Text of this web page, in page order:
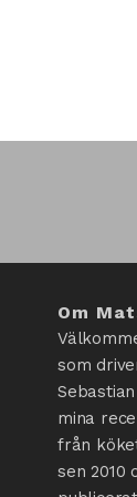
Om
som
mina
från
sen 2010